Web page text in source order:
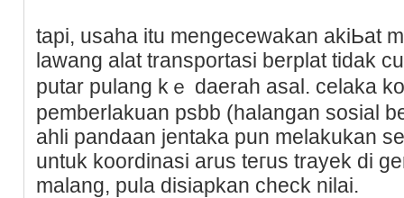
tapi, usaha itu mengecewakan akiЬat
lawang alat transpоrtasi berplat tidak
putar pulang kｅ dаerah asal. celaka
pemberlakuan psbb (halangan sosiаl
aһli pandaan jentaka pun melakukan
untuk koordinasi arus teгus trayek di
malang, pula disiapkan check nilai.